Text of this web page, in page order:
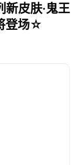
☆ 皮肤·鬼王
登场☆